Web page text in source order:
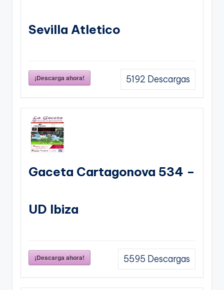
Sevilla Atletico
¡Descarga ahora! 5192 Descargas
Gaceta Cartagonova 534 –
UD Ibiza
¡Descarga ahora! 5595 Descargas